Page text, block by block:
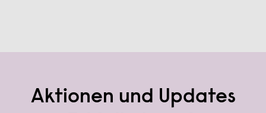
Aktionen und Updates